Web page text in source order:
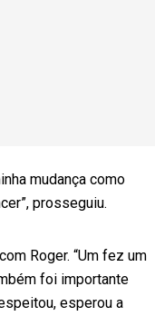
mudança como
prosseguiu.
Roger. “Um fez um
foi importante
esperou a